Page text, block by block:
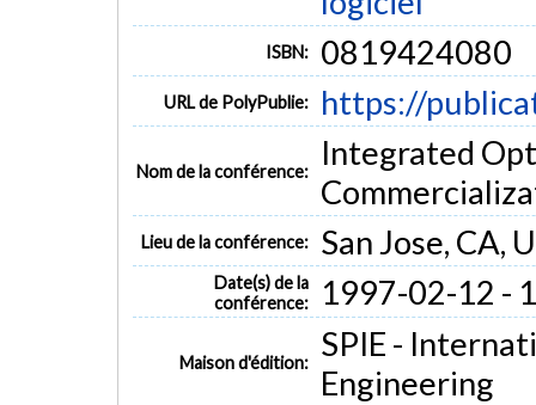
ISBN: 0819424080
URL de PolyPublie: https://
Nom de la conférence:
Integrated
Lieu de la conférence: San Jose, CA,
Date(s) de la
conférence:
1997-02-12 -
Maison d'édition:
SPIE -
Engineering